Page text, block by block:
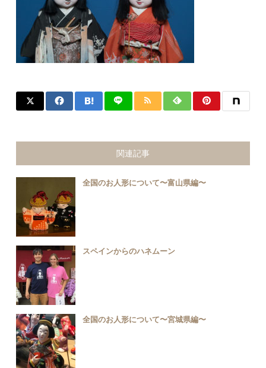
関連記事
全国のお人形について〜富山県編〜
スペインからのハネムーン
全国のお人形について〜宮城県編〜